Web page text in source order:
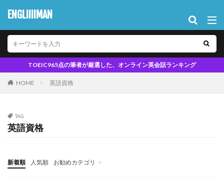
ENGLIIIIMAN
TOEIC965点の筆者が厳選した、オンライン英会話ランキング
HOME 英語資格
TAG
英語資格
新着順 人気順 お勧めカテゴリ